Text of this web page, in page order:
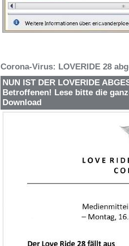
Corona-Virus: LOVERIDE 28
NUN IST DER LOVERIDE
Betroffenen! Lese bitte die
Download